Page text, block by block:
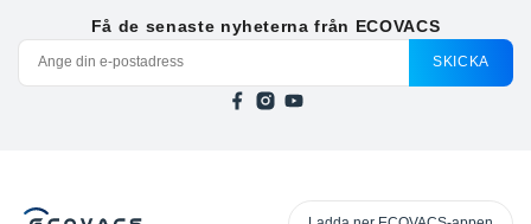
Få de senaste nyheterna från ECOVACS
SKICKA